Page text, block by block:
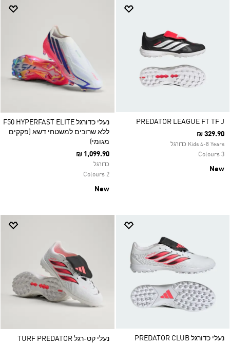
PREDATOR LEAGUE FT TF J
₪ 329.90
Kids 4-8 Years כדורגל
3 Colours
New
נעלי כדורגל F50 HYPERFAST ELITE
ללא שרוכים למשטחי דשא (פקקים
מגומי)
₪ 1,099.90
כדורגל
2 Colours
New
נעלי כדורגל PREDATOR CLUB
נעלי קט-רגל TURF PREDATOR